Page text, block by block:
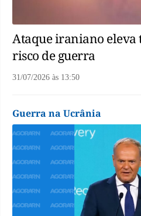
Ataque iraniano eleva
risco de guerra
31/07/2026 às 13:50
Guerra na Ucrânia